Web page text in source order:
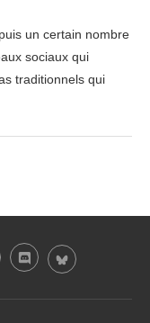
un certain nombre
sociaux qui
traditionnels qui